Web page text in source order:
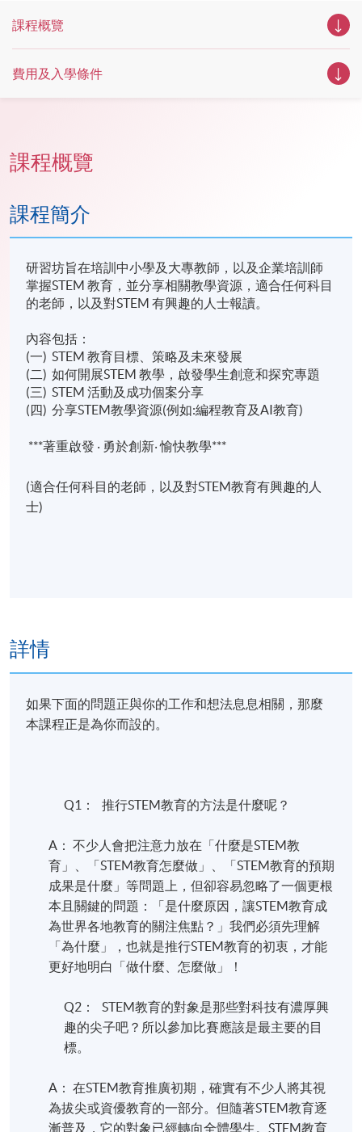
課程概覽
費用及入學條件
課程概覽
課程簡介
研習坊旨在培訓中小學及大專教師，以及企業培訓師
掌握STEM 教育，並分享相關教學資源，適合任何科目
的老師，以及對STEM 有興趣的人士報讀。
內容包括：
(一) STEM 教育目標、策略及未來發展
(二) 如何開展STEM 教學，啟發學生創意和探究專題
(三) STEM 活動及成功個案分享
(四) 分享STEM教學資源(例如:編程教育及AI教育)
***著重啟發 ‧ 勇於創新‧ 愉快教學***
(適合任何科目的老師，以及對STEM教育有興趣的人
士)
詳情
如果下面的問題正與你的工作和想法息息相關，那麼
本課程正是為你而設的。
Q1： 推行STEM教育的方法是什麼呢？
A： 不少人會把注意力放在「什麼是STEM教
育」、「STEM教育怎麼做」、「STEM教育的預期
成果是什麼」等問題上，但卻容易忽略了一個更根
本且關鍵的問題：「是什麼原因，讓STEM教育成
為世界各地教育的關注焦點？」我們必須先理解
「為什麼」，也就是推行STEM教育的初衷，才能
更好地明白「做什麼、怎麼做」！
Q2： STEM教育的對象是那些對科技有濃厚興
趣的尖子吧？所以參加比賽應該是最主要的目
標。
A： 在STEM教育推廣初期，確實有不少人將其視
為拔尖或資優教育的一部分。但隨著STEM教育逐
漸普及，它的對象已經轉向全體學生。STEM教育